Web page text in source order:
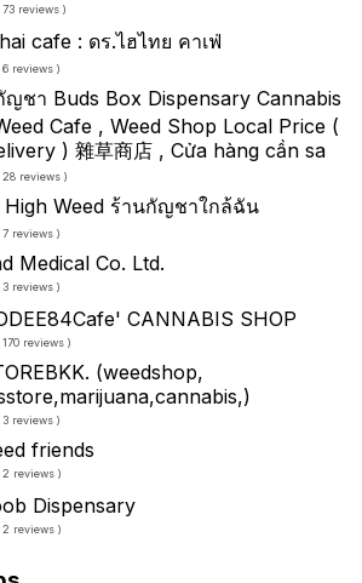
73 reviews )
cafe : ดร.ไฮไทย คาเฟ่
6 reviews )
ญชา Buds Box Dispensary Cannabis
Cafe , Weed Shop Local Price (
) 雜草商店 , Cửa hàng cần sa
28 reviews )
High Weed ร้านกัญชาใกล้ฉัน
7 reviews )
Medical Co. Ltd.
3 reviews )
CANNABIS SHOP
170 reviews )
(weedshop,
3 reviews )
friends
2 reviews )
Dispensary
2 reviews )